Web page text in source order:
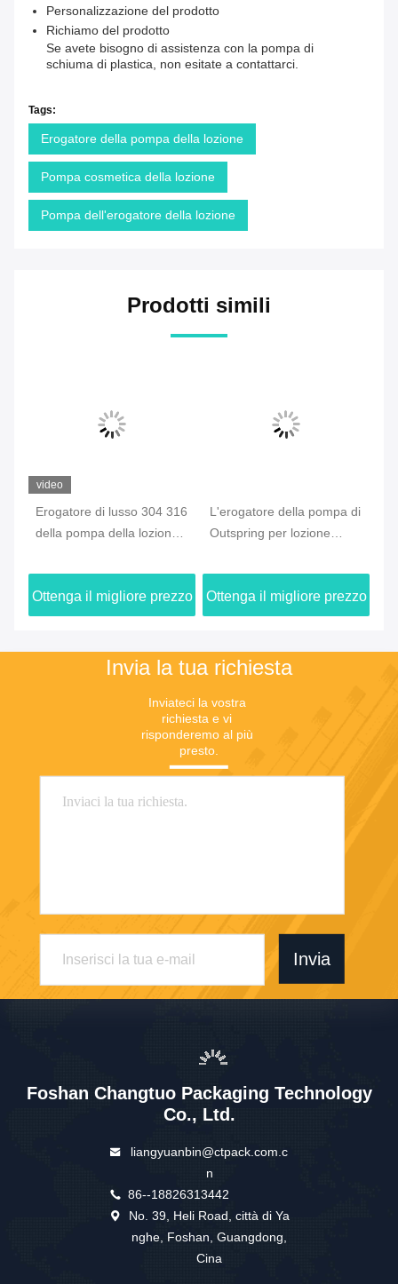
Personalizzazione del prodotto
Richiamo del prodotto
Se avete bisogno di assistenza con la pompa di
schiuma di plastica, non esitate a contattarci.
Tags:
Erogatore della pompa della lozione
Pompa cosmetica della lozione
Pompa dell'erogatore della lozione
Prodotti simili
video
Erogatore di lusso 304 316
della pompa della lozione
della mano dentro il centro
Ottenga il migliore prezzo
L'erogatore della pompa di
Outspring per lozione
1.5cc della lozione ha
prodotto
Ottenga il migliore prezzo
Invia la tua richiesta
Inviateci la vostra
richiesta e vi
risponderemo al più
presto.
Invia
Foshan Changtuo Packaging Technology
Co., Ltd.
liangyuanbin@ctpack.com.c
n
86--18826313442
No. 39, Heli Road, città di Ya
nghe, Foshan, Guangdong,
Cina